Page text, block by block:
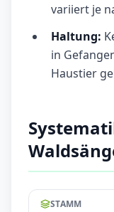
variiert je
Haltung:
in
Haustier
STAMM